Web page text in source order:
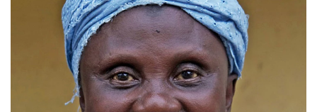
Karma Drinks
Sockerfri Karma cola – 25cl
28,20 kr
Karma Drinks
Gingerella ginger ale – 25cl
Lägg till
Prisbelönt